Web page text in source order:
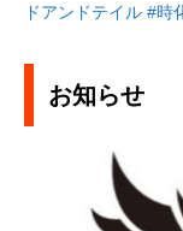
ドアンドテイル #時
お知らせ